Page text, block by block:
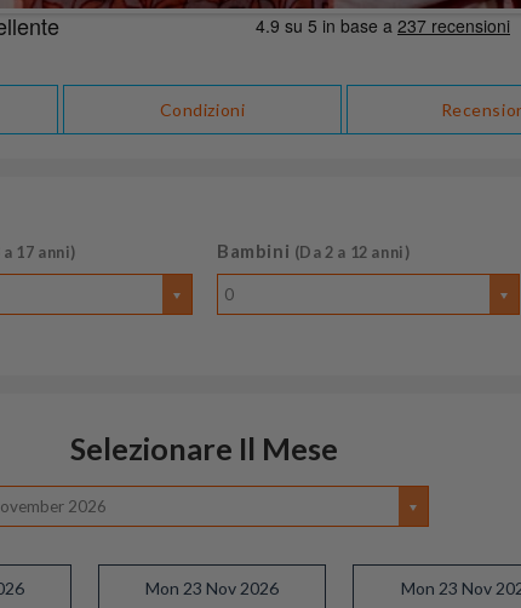
Condizioni
a 17 anni) Bambini (Da 2 a 12 anni)
0
Selezionare Il Mese
2026
Mon 23 Nov 2026
Mon 23 Nov